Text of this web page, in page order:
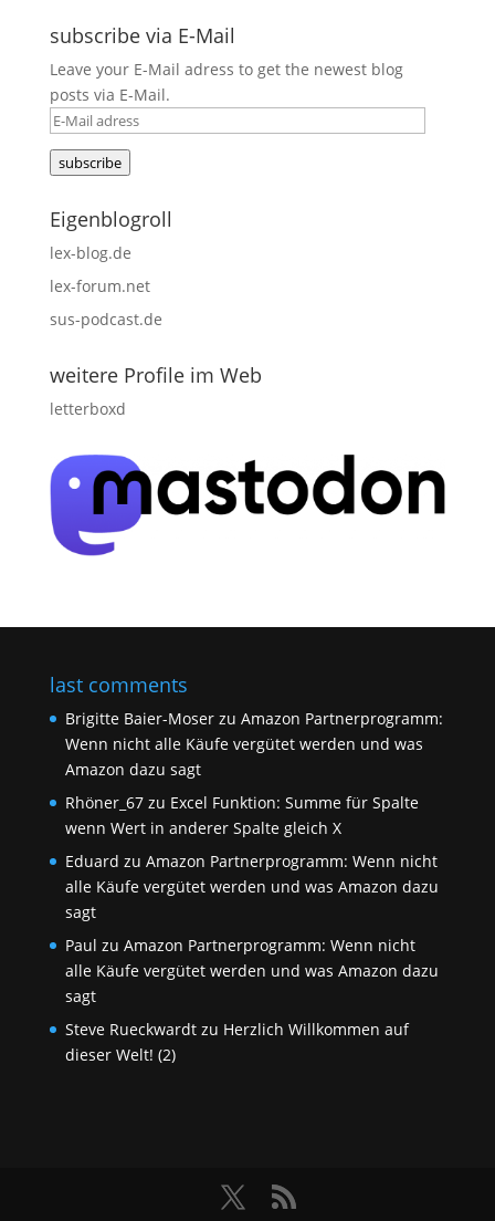
subscribe via E-Mail
Leave your E-Mail adress to get the newest blog
posts via E-Mail.
E-
Mail
adress
subscribe
Eigenblogroll
lex-blog.de
lex-forum.net
sus-podcast.de
weitere Profile im Web
letterboxd
last comments
Brigitte Baier-Moserzu Amazon Partnerprogramm:
Wenn nicht alle Käufe vergütet werden und was
Amazon dazu sagt
Rhöner_67zu Excel Funktion: Summe für Spalte
wenn Wert in anderer Spalte gleich X
Eduard zu Amazon Partnerprogramm: Wenn nicht
alle Käufe vergütet werden und was Amazon dazu
sagt
Paul zu Amazon Partnerprogramm: Wenn nicht
alle Käufe vergütet werden und was Amazon dazu
sagt
Steve Rueckwardtzu Herzlich Willkommen auf
dieser Welt! (2)